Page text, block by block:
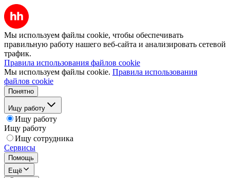
Мы используем файлы cookie, чтобы обеспечивать
правильную работу нашего веб-сайта и анализировать сетевой
трафик.
Правила использования файлов cookie
Мы используем файлы cookie. Правила использования
файлов cookie
Понятно
Ищу работу
Ищу работу
Ищу работу
Ищу сотрудника
Сервисы
Помощь
Ещё